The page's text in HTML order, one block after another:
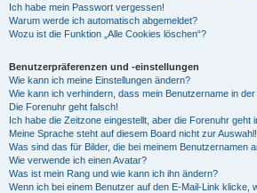
Ich habe mein Passwort vergessen!
Warum werde ich automatisch abgemeldet?
Wozu ist die Funktion „Alle Cookies löschen“?
Benutzerpräferenzen und -einstellungen
Wie kann ich meine Einstellungen ändern?
Wie kann ich verhindern, dass mein Benutzername in
Die Forenuhr geht falsch!
Ich habe die Zeitzone eingestellt, aber die Forenuhr geht
Meine Sprache steht auf diesem Board nicht zur Auswahl!
Was sind das für Bilder, die bei meinem Benutzernamen
Wie verwende ich einen Avatar?
Was ist mein Rang und wie kann ich ihn ändern?
Wenn ich bei einem Benutzer auf den E-Mail-Link klicke,